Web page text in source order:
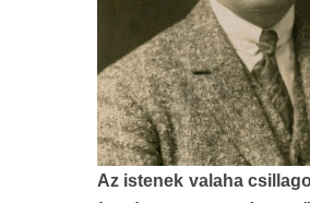
Az istenek valaha